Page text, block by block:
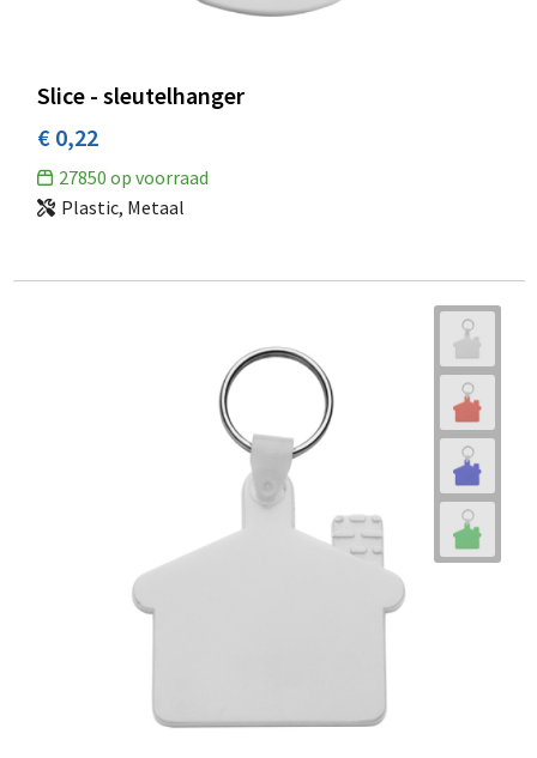
Slice - sleutelhanger
€ 0,22
27850 op voorraad
Plastic, Metaal